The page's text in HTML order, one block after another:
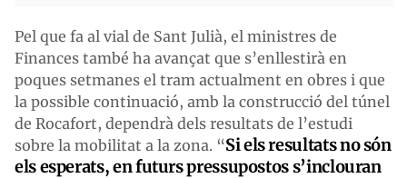
Pel que fa al vial de Sant Julià, el ministres de
Finances també ha avançat que s’enllestirà en
poques setmanes el tram actualment en obres i que
la possible continuació, amb la construcció del túnel
de Rocafort, dependrà dels resultats de l’estudi
sobre la mobilitat a la zona. “Si els resultats no són
els esperats, en futurs pressupostos s’inclouran